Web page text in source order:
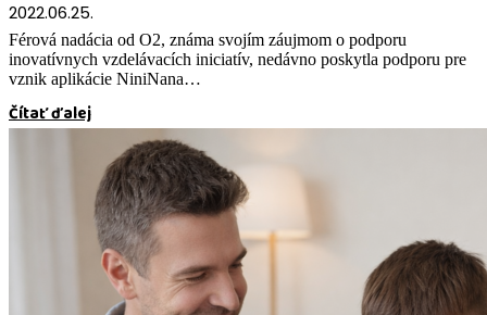
2022.06.25.
Férová nadácia od O2, známa svojím záujmom o podporu
inovatívnych vzdelávacích iniciatív, nedávno poskytla podporu pre
vznik aplikácie NiniNana…
Čítať ďalej